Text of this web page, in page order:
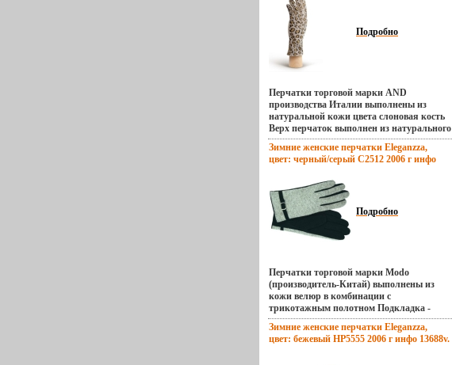
популярность у российских охотников и
спортсменов Для широкого круга
читателей Иллюстрации Автор Евгений
Копейко.
Подробно
Перчатки торговой марки AND
производства Италии выполнены из
натуральной кожи цвета слоновая кость
Верх перчаток выполнен из натурального
нубука с отделкой под леопарда
Подкладка - шерсть+акрил Длина
манжетбъллны от нижней точки
Длина пальцев - средняя Артикул: AND
W12BT 2015 Торговая марка: Any Day
(Италия) Размер: 65, 7, 75, 8 см.
Зимние женские перчатки Eleganzza,
цвет: черный/серый C2512 2006 г инфо
Подробно
Перчатки торговой марки Modo
(производитель-Китай) выполнены из
кожи велюр в комбинации с
трикотажным полотном Подкладка -
флис(100% полиэстер) Отделка -
декоративный ремень с пряжкой цвета
блестящее серебробъллч Длина манжеты
Зимние женские перчатки Eleganzza,
цвет: бежевый HP5555 2006 г инфо 13688v.